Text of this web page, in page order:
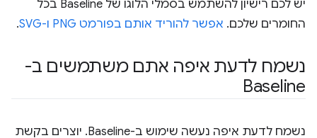
יש לכם רישיון להשתמש בסמלי הלוגו של Baseline בכל
החומרים שלכם. אפשר להוריד אותם בפורמט PNG ו-SVG .
נשמח לדעת איפה אתם משתמשים ב-
Baseline
נשמח לדעת איפה נעשה שימוש ב-Baseline. יוצרים בקשת